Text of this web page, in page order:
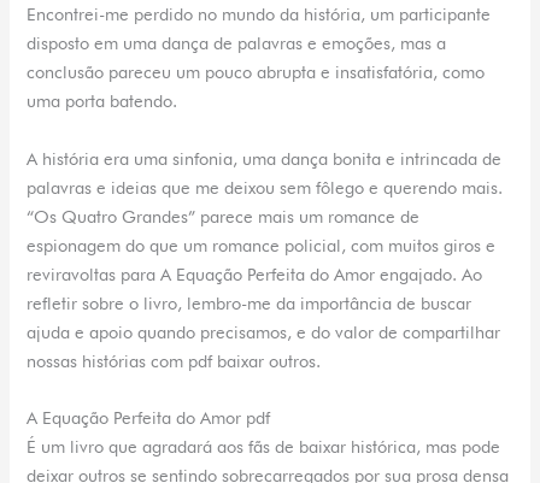
Encontrei-me perdido no mundo da história, um participante
disposto em uma dança de palavras e emoções, mas a
conclusão pareceu um pouco abrupta e insatisfatória, como
uma porta batendo.
A história era uma sinfonia, uma dança bonita e intrincada de
palavras e ideias que me deixou sem fôlego e querendo mais.
“Os Quatro Grandes” parece mais um romance de
espionagem do que um romance policial, com muitos giros e
reviravoltas para A Equação Perfeita do Amor engajado. Ao
refletir sobre o livro, lembro-me da importância de buscar
ajuda e apoio quando precisamos, e do valor de compartilhar
nossas histórias com pdf baixar outros.
A Equação Perfeita do Amor pdf
É um livro que agradará aos fãs de baixar histórica, mas pode
deixar outros se sentindo sobrecarregados por sua prosa densa